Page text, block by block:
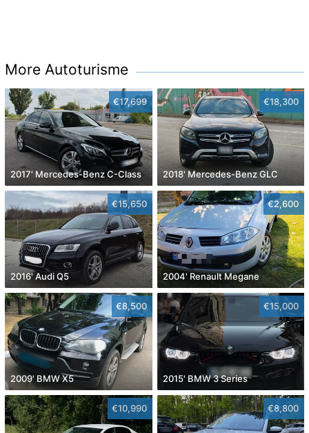
More Autoturisme
€17,699
2017' Mercedes-Benz C-Class
€18,300
2018' Mercedes-Benz GLC
€15,650
2016' Audi Q5
€2,600
2004' Renault Megane
€8,500
2009' BMW X5
€15,000
2015' BMW 3 Series
€10,990 €8,800